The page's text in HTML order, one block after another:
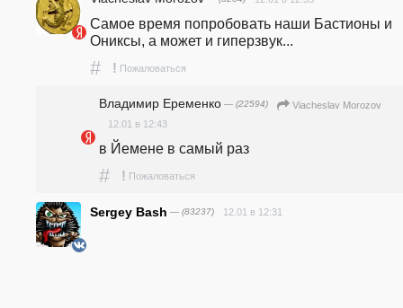
Самое время попробовать наши Бастионы и
Ониксы, а может и гиперзвук...
# ! Пожаловаться
Владимир Еременко — (22594)
Viacheslav Morozov
12.01 в 12:43
в Йемене в самый раз
# ! Пожаловаться
Sergey Bash — (83237) 12.01 в 12:31